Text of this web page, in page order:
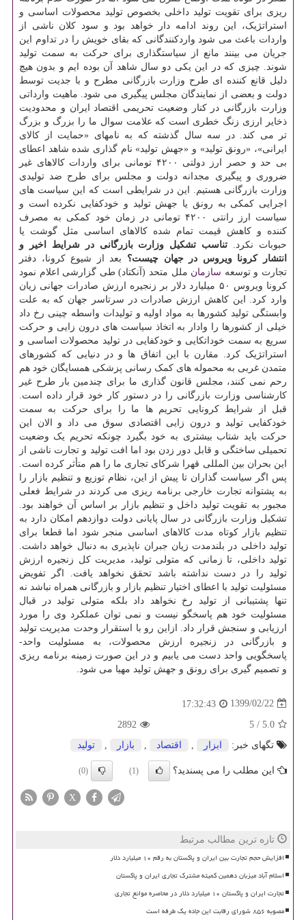
ریزی برای تقویت تولید داخلی بخصوص تولید محصولات اساسی و
استراتژیک، این روند ادامه دار خواهد بود و سود کلان ناشی از
واردات باعث می شود واردکنندگانی که بقای خویش را در تداوم این
جریان می بینند مانع از سیاستگذاری برای حرکت به سمت تولید
شوند. چیزی که در این یکی دو سال شاهد آن بوده ایم و بدون هیچ
دلیل قانع کننده ای طرح وزارت بازرگانی مطرح و با جدیت توسط
دولت و بعضی از نمایندگان مجلس پیگیری می شود. ماهیت وارداتی
وزارت بازرگانی در کنار وضعیت تحریمی اقتصاد ایران و محدودیت
ذخایر ارزی زنگ خطری است که علامت سوال ما را بزرگ و بزرگ
تر می کند. در سه سال گذشته که به نامهای «حمایت از کالای
ایرانی»، «رونق تولید» و «جهش تولید» نام گذاری شده شاهد اعطای
بی حد و حصر ارز دولتی ۴۲۰۰ تومانی برای واردات کالاهای غیر
ضروری و پیگیری مجدانه دولت و مجلس برای طرح ضد تولیدی
وزارت بازرگانی هستیم. این در شرایطی است که این سیاست های
اجرایی کمکی به رونق یا جهش تولید و خودکفایی نکرده است و
سیاست ارز رانتی ۴۲۰۰ تومانی در زمان خود کمکی به مصرف
کننده و کاهش قیمت تمام شده کالاهای اساسی مثل گوشت یا
حبوبات نکرد. تناسب تشکیل وزارت بازرگانی در شرایط اخیر و
انتشار کرونا ویروس در جهان چیست؟ بعد از شیوع کرونا، دفتر
تجارت و توسعه سازمان ملل متحد (آنکتاد) طی گزارشی اعلام نمود
کرونا ویروس ۵۰ میلیارد دلار بر زنجیره ارزش صادرات جهانی زیان
وارد کرد. این کاهش ارزش صادرات در سرتاسر جهان که به علت
وابستگی تولید کشورها به مواد اولیه و تولیدات واسطه چینی رخ داد
خیلی از کشورها را وادار به اتخاذ سیاست های درون زایی و حرکت
سریع به سمت خوداتکایی و خودکفایی در تولید محصولات اساسی و
استراتژیک کرد. مقارن با این اتفاق ها و در دنیایی که کشورهای
متمدن غربی به محموله های کمک رسانی پزشکی همسایگان خود هم
رحم نمی کنند، مجلس قانون گذاری ما برای چندمین بار طرح غیر
کارشناسی وزارت بازرگانی را در دستور کار خود قرار داده است.
قبل از شرایط کرونایی تحریم ها ما را برای حرکت به سمت
خودکفایی تولید و درون زایی اقتصادی سوق می داد و الان این
حرکت باید شتاب بیشتری به خود بگیرد چونکه تحریم یک وضعیت
تحمیلی ساختگی و قابل دور زدن بود اما افت تولید و تجارت ناشی از
این بحران بین المللی قهرا شرکای تجاری ما را هم متأثر کرده است.
پس اگر سیاست گذاران تا پیش از این، نظام توزیع و تنظیم بازار را
به پشتوانه تجارت خارجی برنامه ریزی می کردند در شرایط فعلی
مجبور به تقویت تولید داخل و تنظیم بازار بر اساس آن خواهند بود.
تشکیل وزارت بازرگانی در سال پایانی دولت دوازدهم امکان دارد به
تنظیم بازار کوتاه مدت کالاهای اساسی منجر شود اما قطعا برای
تولید داخلی در بلندمدت زیان جبران ناپذیری به دنبال خواهد داشت.
تولید داخلی، تا زمانی که متولی تولید، مدیریت کل زنجیره ارزش
تولید را در دست نداشته باشد تحقق نخواهد یافت. اگر تفویض
مسئولیت تولید با اعطای اختیار تنظیم بازار و بازرگانی همراه نباشد نه
تنها پشتیبانی از تولید رخ نخواهد داد بلکه متولی تولید در قبال
مسئولیت خود هم پاسخگو نیست و نمی توان عملکرد وی را مورد
ارزیابی و سنجش قرار داد. ازاین رو با استقرار وحدت مدیریت تولید
و بازرگانی در زنجیره ارزش محصولات، به مسئولیت واحد-
پاسخگویی واحد دست می یابیم و در این صورت زمینه برنامه ریزی
و تصمیم گیری برای رونق و جهش تولید مهیا می شود.
1399/02/22
17:32:43
5.0
/
5
2892
تگهای خبر:
ابزار اقتصاد بازار تولید
این مطلب را می پسندید؟ (1)
(0)
X
تازه ترین مطالب مرتبط
افزایش حجم تجارت بین ایران و پاکستان به رقم ۱۰ میلیارد دلار
اسلام آباد میزبان دهمین کمیته مشترک تجاری ایران و پاکستان
تجارت ایران و پاکستان ۱۰ میلیارد دلار در محاصره موانع تجاری
مصوبه ۸۵۶ شورای رقابت این جاده یک طرفه است